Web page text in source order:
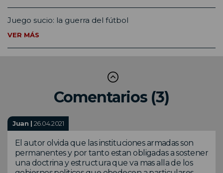
Juego sucio: la guerra del fútbol
VER MÁS
Comentarios (3)
Juan | 26.04.2021
El autor olvida que las instituciones armadas son
permanentes y por tanto estan obligadas a sostener
una doctrina y estructura que va mas alla de los